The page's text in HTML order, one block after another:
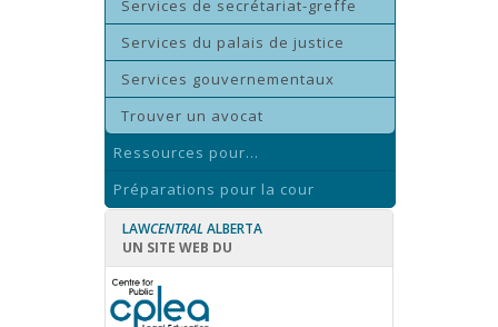
Services de secrétariat-greffe
Services du palais de justice
Services gouvernementaux
Trouver un avocat
Ressources pour...
Préparations pour la cour
LAWCENTRAL ALBERTA
UN SITE WEB DU